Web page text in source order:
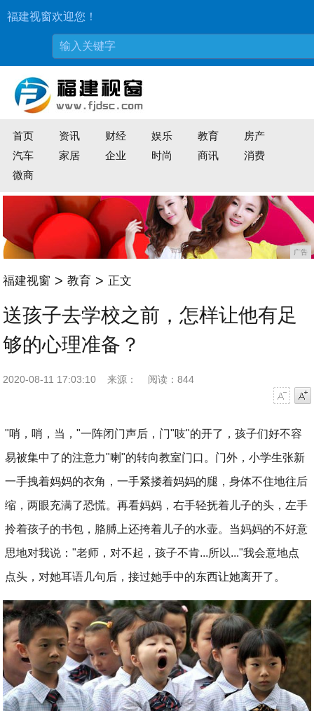
福建视窗欢迎您！
首页 资讯 财经 娱乐 教育
房产
汽车
家居 企业 时尚 商讯
消费
微商
广告
福建视窗 > 教育 > 正文
送孩子去学校之前，怎样让他有足
够的心理准备？
2020-08-11 17:03:10 来源：
阅读：844
"哨，哨，当，"一阵闭门声后，门"吱"的开了，孩子们好不容
易被集中了的注意力"喇"的转向教室门口。门外，小学生张新
一手拽着妈妈的衣角，一手紧搂着妈妈的腿，身体不住地往后
缩，两眼充满了恐慌。再看妈妈，右手轻抚着儿子的头，左手
拎着孩子的书包，胳膊上还挎着儿子的水壶。当妈妈的不好意
思地对我说："老师，对不起，孩子不肯...所以..."我会意地点
点头，对她耳语几句后，接过她手中的东西让她离开了。